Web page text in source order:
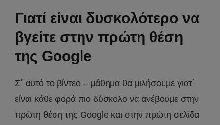
Γιατί είναι δυσκολότερο να
βγείτε στην πρώτη θέση
της Google
Σ΄ αυτό το βίντεο – μάθημα θα μιλήσουμε γιατί
είναι κάθε φορά πιο δύσκολο να ανέβουμε στην
πρώτη θέση της Google και στην πρώτη σελίδα